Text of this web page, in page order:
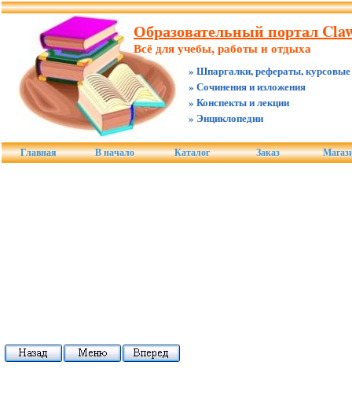
Образовательный портал
Всё для учебы, работы и отдыха
» Шпаргалки, рефераты, курсовые
» Сочинения и изложения
» Конспекты и лекции
» Энциклопедии
Главная В начало Каталог Заказ